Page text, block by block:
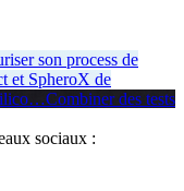
son process de
et SpheroX de
…Combiner des tests
sociaux :